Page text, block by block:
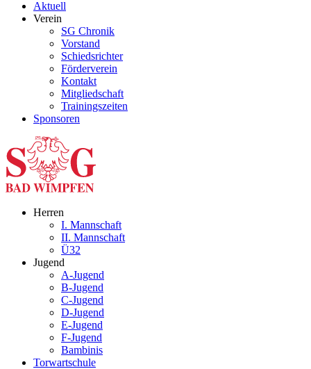
Aktuell
Verein
SG Chronik
Vorstand
Schiedsrichter
Förderverein
Kontakt
Mitgliedschaft
Trainingszeiten
Sponsoren
Herren
I. Mannschaft
II. Mannschaft
Ü32
Jugend
A-Jugend
B-Jugend
C-Jugend
D-Jugend
E-Jugend
F-Jugend
Bambinis
Torwartschule